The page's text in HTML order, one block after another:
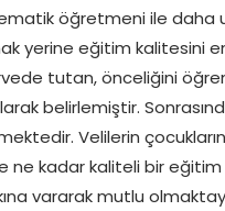
öğretmeni ile daha
yerine eğitim kalitesini
tutan, önceliğini
belirlemiştir.
Velilerin
ne kadar kaliteli bir eğitim
vararak mutlu